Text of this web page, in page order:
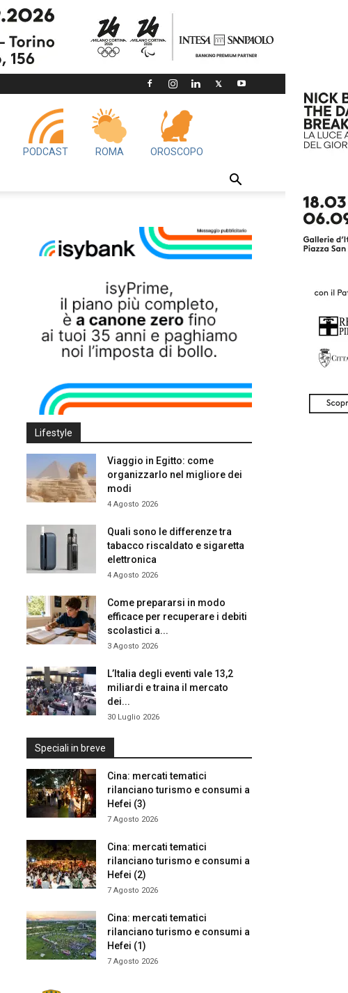
PODCAST ROMA OROSCOPO
Lifestyle
Viaggio in Egitto: come
organizzarlo nel migliore dei
modi
4 Agosto 2026
Quali sono le differenze tra
tabacco riscaldato e sigaretta
elettronica
4 Agosto 2026
Come prepararsi in modo
efficace per recuperare i debiti
scolastici a...
3 Agosto 2026
L’Italia degli eventi vale 13,2
miliardi e traina il mercato
dei...
30 Luglio 2026
Speciali in breve
Cina: mercati tematici
rilanciano turismo e consumi a
Hefei (3)
7 Agosto 2026
Cina: mercati tematici
rilanciano turismo e consumi a
Hefei (2)
7 Agosto 2026
Cina: mercati tematici
rilanciano turismo e consumi a
Hefei (1)
7 Agosto 2026